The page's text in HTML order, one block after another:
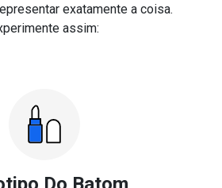
exatamente a coisa.
assim: